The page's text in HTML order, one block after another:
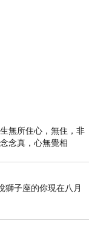
無所住心，無住，非
念真，心無覺相
子座的你現在八月